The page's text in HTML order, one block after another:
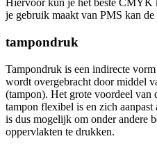
Hiervoor kun je het beste CMYK
je gebruik maakt van PMS kan
tampondruk
Tampondruk is een indirecte
wordt overgebracht door middel
(tampon). Het grote voordeel van
tampon flexibel is en zich
is dus mogelijk om onder andere
oppervlakten te drukken.